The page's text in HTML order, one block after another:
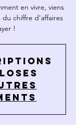
en vivre, viens
du chiffre d'affaires
!